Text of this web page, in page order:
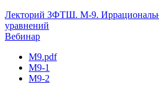
Лекторий ЗФТШ. М-9.
уравнений
Вебинар
М9.pdf
M9-1
М9-2